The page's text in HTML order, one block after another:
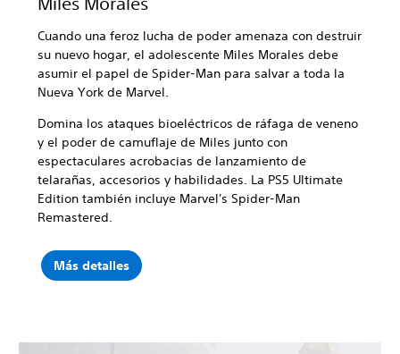
Cuando una feroz lucha de poder amenaza con destruir
su nuevo hogar, el adolescente Miles Morales debe
asumir el papel de Spider-Man para salvar a toda la
Nueva York de Marvel.
Domina los ataques bioeléctricos de ráfaga de veneno
y el poder de camuflaje de Miles junto con
espectaculares acrobacias de lanzamiento de
telarañas, accesorios y habilidades. La PS5 Ultimate
Edition también incluye Marvel's Spider-Man
Remastered.
Más detalles